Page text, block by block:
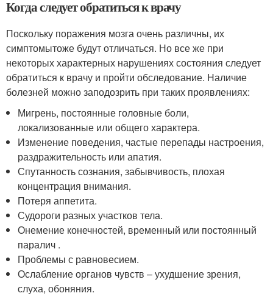
Когда следует обратиться к врачу
Поскольку поражения мозга очень различны, их
симптомытоже будут отличаться. Но все же при
некоторых характерных нарушениях состояния следует
обратиться к врачу и пройти обследование. Наличие
болезней можно заподозрить при таких проявлениях:
Мигрень, постоянные головные боли,
локализованные или общего характера.
Изменение поведения, частые перепады настроения,
раздражительность или апатия.
Спутанность сознания, забывчивость, плохая
концентрация внимания.
Потеря аппетита.
Судороги разных участков тела.
Онемение конечностей, временный или постоянный
паралич .
Проблемы с равновесием.
Ослабление органов чувств – ухудшение зрения,
слуха, обоняния.